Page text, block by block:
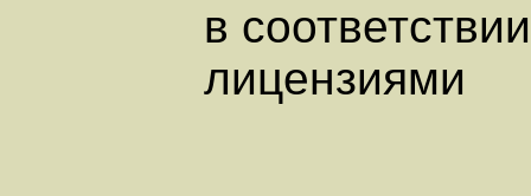
в
лицензиями